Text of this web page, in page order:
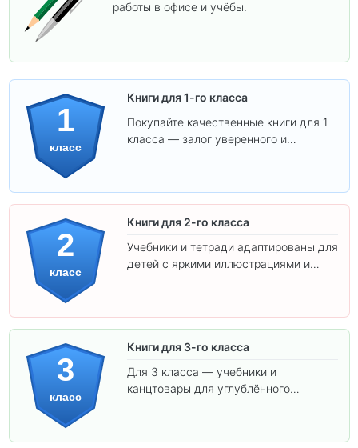
работы в офисе и учёбы.
1
класс
Книги для 1-го класса
Покупайте качественные книги для 1
класса — залог уверенного и
2
класс
Книги для 2-го класса
Учебники и тетради адаптированы для
детей с яркими иллюстрациями и
3
класс
Книги для 3-го класса
Для 3 класса — учебники и
канцтовары для углублённого